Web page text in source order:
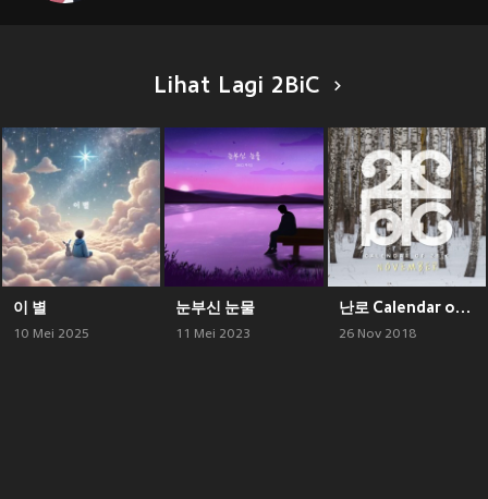
Lihat Lagi 2BiC
이 별
10 Mei 2025
눈부신 눈물
11 Mei 2023
난로 Calendar of 2BIC (November)
26 Nov 2018